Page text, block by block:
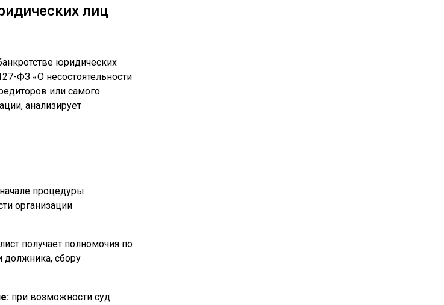
лиц
юридических
ФЗ «О несостоятельности
или самого
анализирует
процедуры
организации
получает полномочия по
должника, сбору
при возможности суд